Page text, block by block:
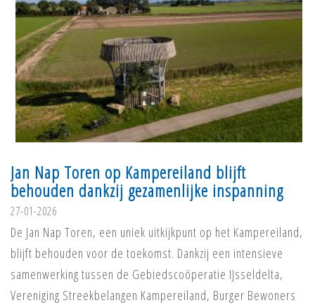
Jan Nap Toren op Kampereiland blijft
behouden dankzij gezamenlijke inspanning
27-01-2026
De Jan Nap Toren, een uniek uitkijkpunt op het Kampereiland,
blijft behouden voor de toekomst. Dankzij een intensieve
samenwerking tussen de Gebiedscoöperatie IJsseldelta,
Vereniging Streekbelangen Kampereiland, Burger Bewoners